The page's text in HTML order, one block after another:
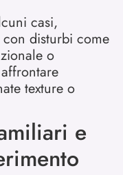
casi,
disturbi come
o
texture o
e